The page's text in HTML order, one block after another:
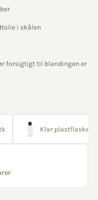
i skålen
forsigtigt til blandingen er
Klar plastflaske